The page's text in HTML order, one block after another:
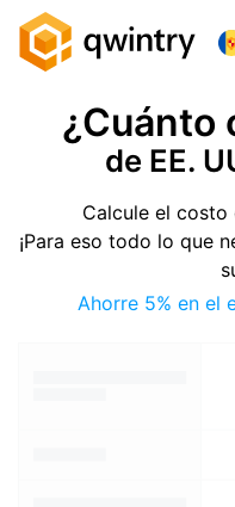
¿Cuánto
de EE.
Calcule el costo
¡Para eso todo lo que
Ahorre 5% en el